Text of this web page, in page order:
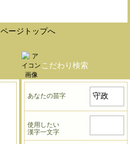
ページトップへ
こだわり検索
あなたの苗字
使用したい
漢字一文字